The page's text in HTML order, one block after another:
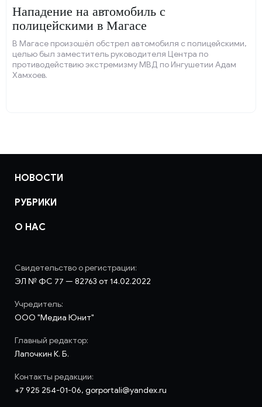
Нападение на автомобиль с
полицейскими в Магасе
В Магасе произошёл обстрел автомобиля с полицейскими,
целью был заместитель руководителя Центра по
противодействию экстремизму МВД по Ингушетии Адам
Хамхоев.
НОВОСТИ
РУБРИКИ
О НАС
Свидетельство о регистрации:
ЭЛ № ФС 77 — 82763 от 14.02.2022
Учредитель:
ООО "Медиа Юнит"
Главный редактор:
Лапочкин К. Б.
Контакты редакции:
+7 925 254-01-06, gorportali@yandex.ru